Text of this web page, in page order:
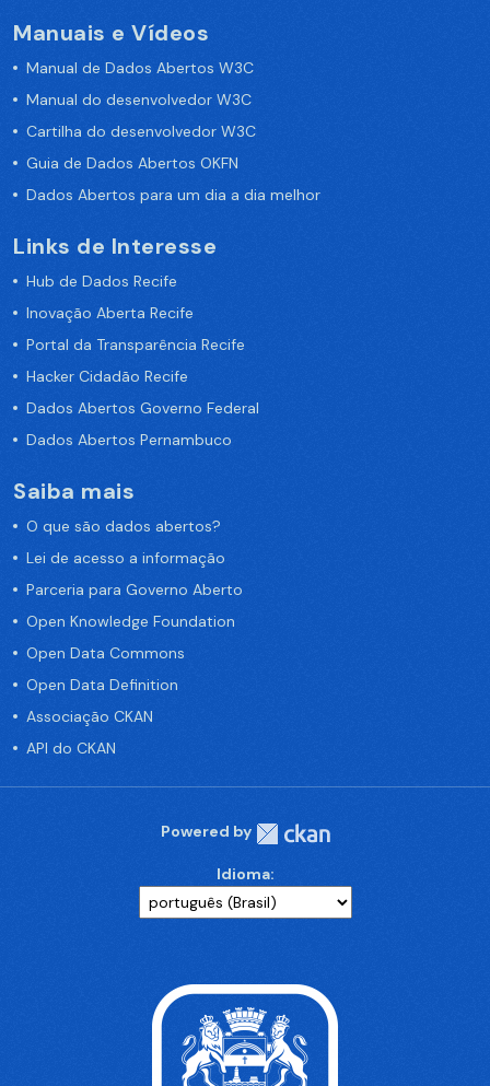
Manuais e Vídeos
Manual de Dados Abertos W3C
Manual do desenvolvedor W3C
Cartilha do desenvolvedor W3C
Guia de Dados Abertos OKFN
Dados Abertos para um dia a dia melhor
Links de Interesse
Hub de Dados Recife
Inovação Aberta Recife
Portal da Transparência Recife
Hacker Cidadão Recife
Dados Abertos Governo Federal
Dados Abertos Pernambuco
Saiba mais
O que são dados abertos?
Lei de acesso a informação
Parceria para Governo Aberto
Open Knowledge Foundation
Open Data Commons
Open Data Definition
Associação CKAN
API do CKAN
Powered by
Idioma